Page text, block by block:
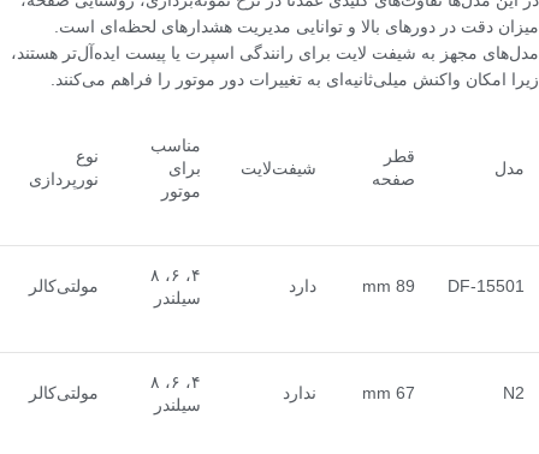
میزان دقت در دورهای بالا و توانایی مدیریت هشدارهای لحظه‌ای است.
مدل‌های مجهز به شیفت لایت برای رانندگی اسپرت یا پیست ایده‌آل‌تر هستند،
زیرا امکان واکنش میلی‌ثانیه‌ای به تغییرات دور موتور را فراهم می‌کنند.
مدل
قطر
صفحه
شیفت‌لایت
مناسب
برای
موتور
نوع
نورپردازی
DF-15501
89 mm دارد
۴، ۶، ۸
سیلندر
مولتی‌کالر
N2
67 mm ندارد
۴، ۶، ۸
سیلندر
مولتی‌کالر